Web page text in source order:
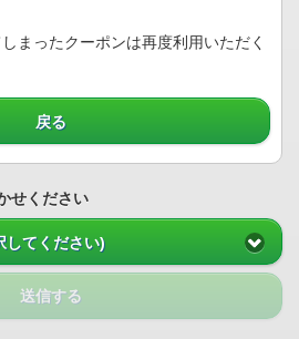
まったクーポンは再度利用いただく
戻る
せください
してください)
送信する